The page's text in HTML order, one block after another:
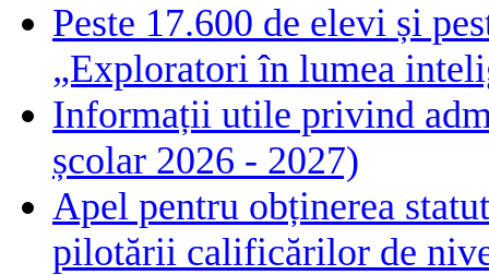
Peste 17.600 de elevi și
„Exploratori în lumea
Informații utile privind
școlar 2026 - 2027)
Apel pentru obținerea
pilotării calificărilor de